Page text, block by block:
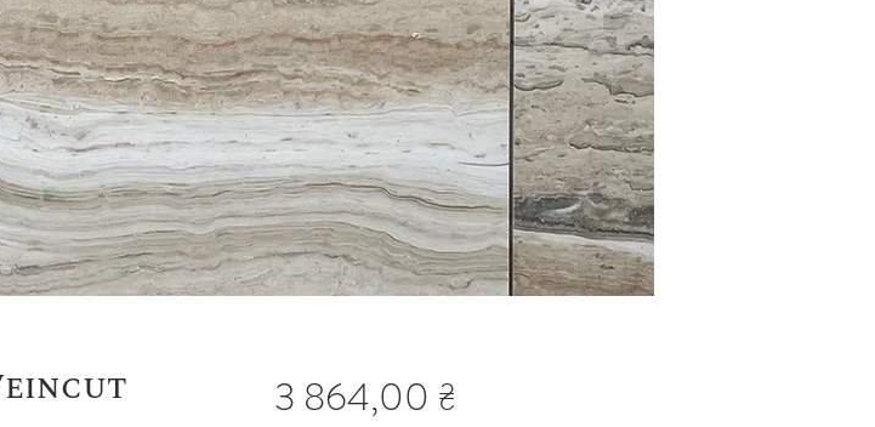
3 864,00 ₴